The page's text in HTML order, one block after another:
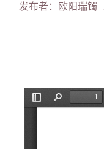
发布者：欧阳瑞镯